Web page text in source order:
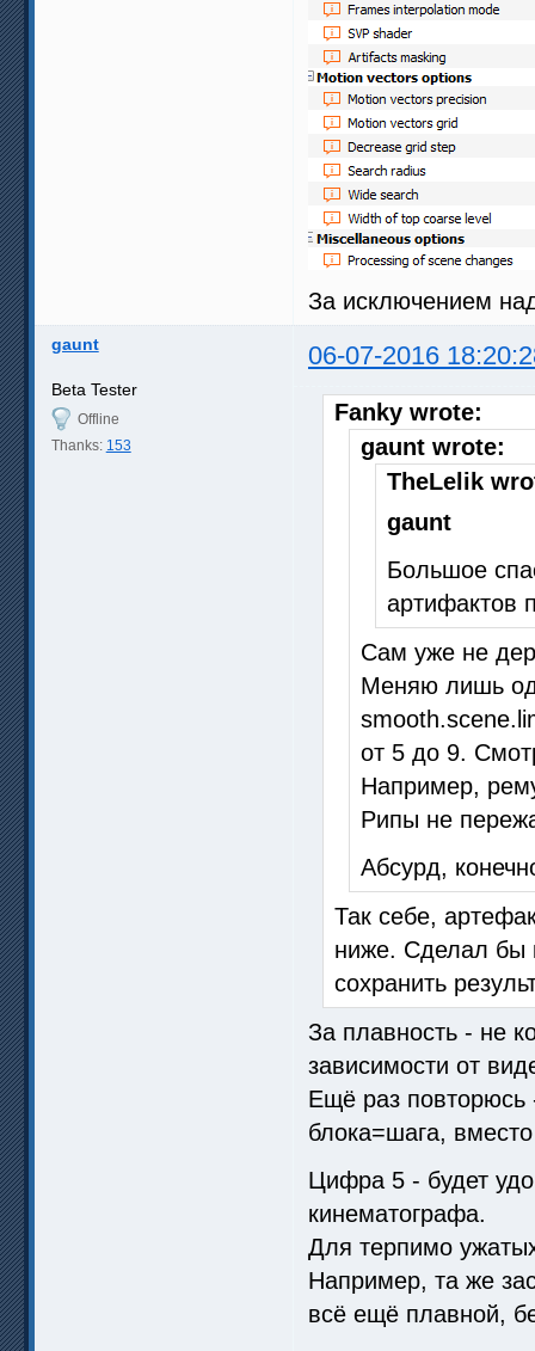
За исключением
gaunt 06-07-2016
Beta Tester
Offline
Thanks: 153
Fanky wrote:
gaunt wrote:
TheLelik
gaunt
Большое
артифактов
Сам уже не
Меняю лишь
от 5 до 9.
Например,
Рипы не
Абсурд,
Так себе,
ниже. Сделал бы
сохранить
За плавность - не
зависимости от
Ещё раз повторюсь
блока=шага,
Цифра 5 - будет
кинематографа.
Для терпимо
Например, та же
всё ещё плавной,